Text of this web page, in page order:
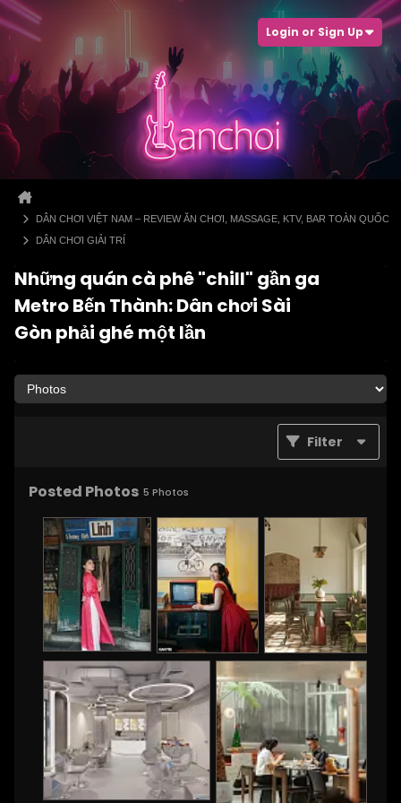
Login or Sign Up
DÂN CHƠI VIỆT NAM – REVIEW ĂN CHƠI, MASSAGE, KTV, BAR TOÀN QUỐC
DÂN CHƠI GIẢI TRÍ
Những quán cà phê "chill" gần ga
Metro Bến Thành: Dân chơi Sài
Gòn phải ghé một lần
Filter
Posted Photos 5 Photos